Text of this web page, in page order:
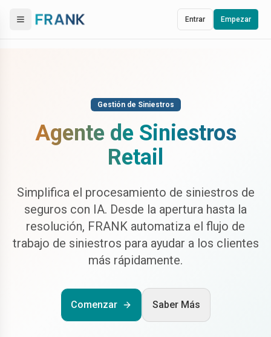
Entrar Empezar
Gestión de Siniestros
Agente de Siniestros
Retail
Simplifica el procesamiento de siniestros de
seguros con IA. Desde la apertura hasta la
resolución, FRANK automatiza el flujo de
trabajo de siniestros para ayudar a los clientes
más rápidamente.
Comenzar Saber Más